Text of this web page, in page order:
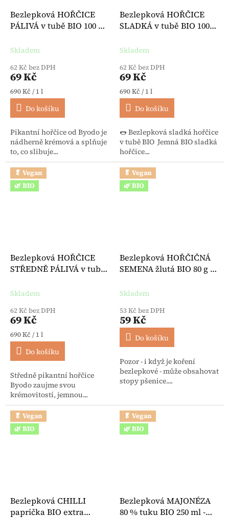
Bezlepková HOŘČICE
PÁLIVÁ v tubě BIO 100 ml
Skladem
62 Kč bez DPH
69 Kč
Měrná cena:
690 Kč / 1 l
Do košíku
Pikantní hořčice od Byodo je
nádherně krémová a splňuje
to, co slibuje...
Bezlepková HOŘČICE
SLADKÁ v tubě BIO 100
Skladem
62 Kč bez DPH
69 Kč
Měrná cena:
690 Kč / 1 l
Do košíku
🌭 Bezlepková sladká hořčice
v tubě BIO Jemná BIO sladká
hořčice...
🥬 Vegan
🌿 BIO
Bezlepková HOŘČICE
STŘEDNĚ PÁLIVÁ v tubě
Skladem
62 Kč bez DPH
69 Kč
Měrná cena:
690 Kč / 1 l
Do košíku
Středně pikantní hořčice
Byodo zaujme svou
krémovitostí, jemnou...
🥬 Vegan
🌿 BIO
Bezlepková HOŘČIČNÁ
SEMENA žlutá BIO 80 g -
Skladem
53 Kč bez DPH
59 Kč
Do košíku
Pozor - i když je koření
bezlepkové - může obsahovat
stopy pšenice....
🥬 Vegan
🌿 BIO
Bezlepková CHILLI
paprička BIO extra
🥬 Vegan
🌿 BIO
Bezlepková MAJONÉZA
80 % tuku BIO 250 ml -